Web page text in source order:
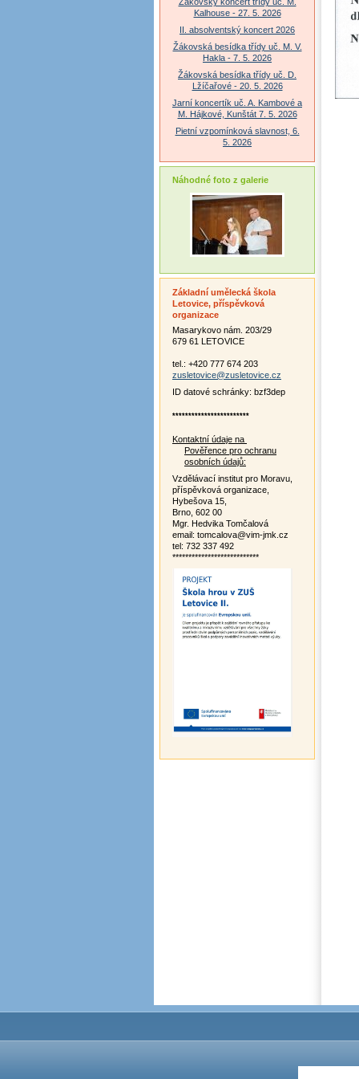
Kalhouse - 27. 5. 2026
II. absolventský koncert 2026
Žákovská besídka třídy uč. M. V.
Hakla - 7. 5. 2026
Žákovská besídka třídy uč. D.
Lžíčařové - 20. 5. 2026
Jarní koncertík uč. A. Kambové a
M. Hájkové, Kunštát 7. 5. 2026
Pietní vzpomínková slavnost, 6.
5. 2026
Náhodné foto z galerie
Základní umělecká škola
Letovice, příspěvková
organizace
Masarykovo nám. 203/29
679 61 LETOVICE
tel.: +420 777 674 203
zusletovice@zusletovice.cz
ID datové schránky: bzf3dep
************************
Kontaktní údaje na
Pověřence pro ochranu
osobních údajů:
Vzdělávací institut pro Moravu,
příspěvková organizace,
Hybešova 15,
Brno, 602 00
Mgr. Hedvika Tomčalová
email: tomcalova@vim-jmk.cz
tel: 732 337 492
***************************